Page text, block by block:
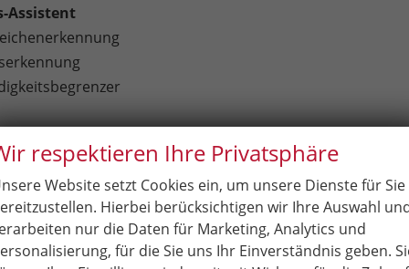
Assistent
am Lenkrad
respektieren Ihre Privatsphäre
Website setzt Cookies ein, um unsere Dienste für Sie
Hierbei berücksichtigen wir Ihre Auswahl
nur die Daten für Marketing, Analytics und
für die Sie uns Ihr Einverständnis geben.